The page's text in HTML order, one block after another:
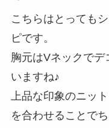
こちらはとっても
ピです。
胸元はVネックでデ
いますね♪
上品な印象のニッ
を合わせることで